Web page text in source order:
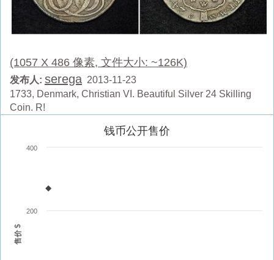
(1057 X 486 像素, 文件大小: ~126K)
发布人: serega 2013-11-23
1733, Denmark, Christian VI. Beautiful Silver 24 Skilling
Coin. R!